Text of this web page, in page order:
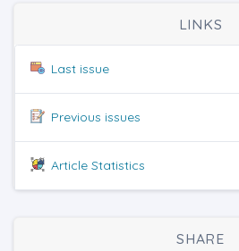
LINKS
Last issue
Previous issues
Article Statistics
SHARE